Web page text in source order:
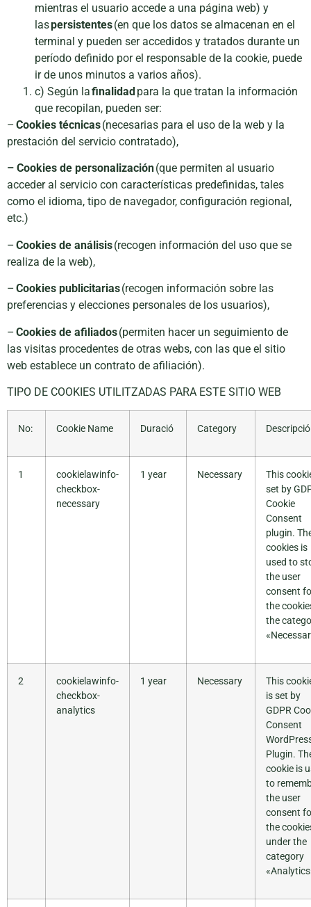
mientras el usuario accede a una página web) y
laspersistentes(en que los datos se almacenan en el
terminal y pueden ser accedidos y tratados durante un
período definido por el responsable de la cookie, puede
ir de unos minutos a varios años).
c) Según lafinalidadpara la que tratan la información
que recopilan, pueden ser:
– Cookies técnicas(necesarias para el uso de la web y la
prestación del servicio contratado),
– Cookies de personalización(que permiten al usuario
acceder al servicio con características predefinidas, tales
como el idioma, tipo de navegador, configuración regional,
etc.)
– Cookies de análisis(recogen información del uso que se
realiza de la web),
– Cookies publicitarias(recogen información sobre las
preferencias y elecciones personales de los usuarios),
– Cookies de afiliados(permiten hacer un seguimiento de
las visitas procedentes de otras webs, con las que el sitio
web establece un contrato de afiliación).
TIPO DE COOKIES UTILITZADAS PARA ESTE SITIO WEB
No: Cookie Name Duració Category Descripció
1
cookielawinfo-
checkbox-
necessary
1 year Necessary
This
set by
Cookie
Consent
plugin.
cookies is
used to
the user
consent
the
the
2
cookielawinfo-
checkbox-
analytics
1 year Necessary
This
is set by
GDPR
Consent
Plugin.
cookie is
to
the user
consent
the
under the
category
Marketing
Al compartir tus
intereses y
comportamiento
mientras visitas
nuestro sitio,
posibilidad de
personalizados.